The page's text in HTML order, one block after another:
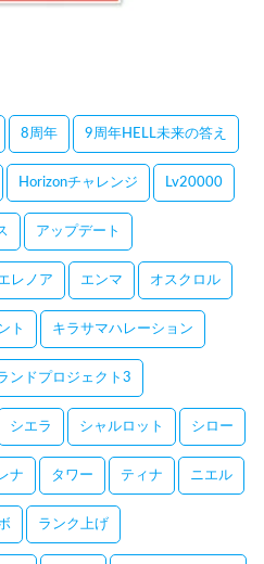
8周年 9周年HELL未来の答え
Horizonチャレンジ Lv20000
アップデート
レノア エンマ オスクロル
ト キラサマハレーション
ンドプロジェクト3
シエラ シャルロット シロー
ナ タワー ティナ ニエル
ランク上げ